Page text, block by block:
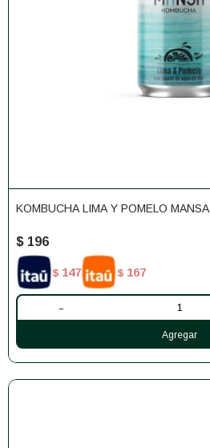
KOMBUCHA LIMA Y POMELO MANSA
$ 196
$ 147 $ 167
-